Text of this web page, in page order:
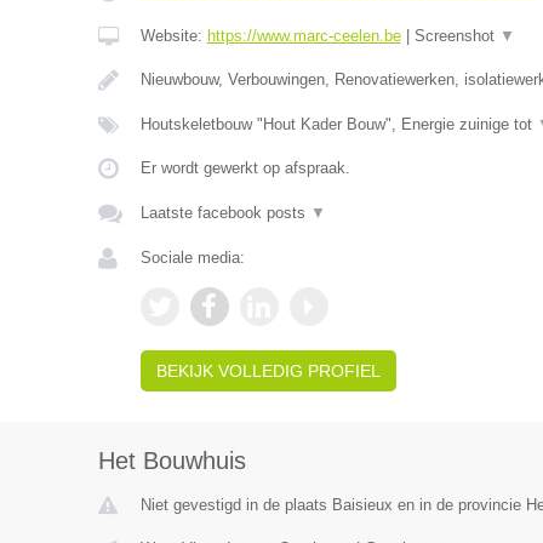
Website: https://www.marc-ceelen.be| Screenshot ▼
Nieuwbouw, Verbouwingen, Renovatiewerken,
Houtskeletbouw "Hout Kader Bouw", Energie zuinige tot
Er wordt gewerkt op afspraak.
Laatste facebook posts ▼
Sociale media:
BEKIJK VOLLEDIG PROFIEL
Het Bouwhuis
Niet gevestigd in de plaats Baisieux en in de provincie